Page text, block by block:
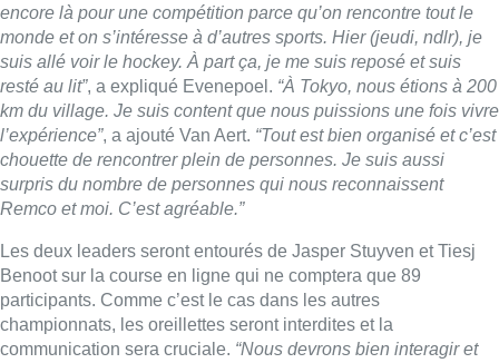
encore là pour une compétition parce qu’on rencontre tout le
monde et on s’intéresse à d’autres sports. Hier (jeudi, ndlr), je
suis allé voir le hockey. À part ça, je me suis reposé et suis
resté au lit”, a expliqué Evenepoel. “À Tokyo, nous étions à 200
km du village. Je suis content que nous puissions une fois vivre
l’expérience”, a ajouté Van Aert. “Tout est bien organisé et c’est
chouette de rencontrer plein de personnes. Je suis aussi
surpris du nombre de personnes qui nous reconnaissent
Remco et moi. C’est agréable.”
Les deux leaders seront entourés de Jasper Stuyven et Tiesj
Benoot sur la course en ligne qui ne comptera que 89
participants. Comme c’est le cas dans les autres
championnats, les oreillettes seront interdites et la
communication sera cruciale. “Nous devrons bien interagir et